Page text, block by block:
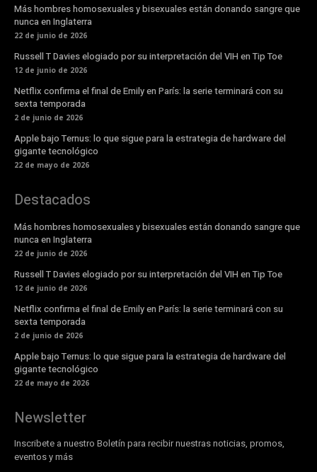
Más hombres homosexuales y bisexuales están donando sangre que
nunca en Inglaterra
22 de junio de 2026
Russell T Davies elogiado por su interpretación del VIH en Tip Toe
12 de junio de 2026
Netflix confirma el final de Emily en París: la serie terminará con su
sexta temporada
2 de junio de 2026
Apple bajo Ternus: lo que sigue para la estrategia de hardware del
gigante tecnológico
22 de mayo de 2026
Destacados
Más hombres homosexuales y bisexuales están donando sangre que
nunca en Inglaterra
22 de junio de 2026
Russell T Davies elogiado por su interpretación del VIH en Tip Toe
12 de junio de 2026
Netflix confirma el final de Emily en París: la serie terminará con su
sexta temporada
2 de junio de 2026
Apple bajo Ternus: lo que sigue para la estrategia de hardware del
gigante tecnológico
22 de mayo de 2026
Newsletter
Inscribete a nuestro Boletín para recibir nuestras noticias, promos,
eventos y más